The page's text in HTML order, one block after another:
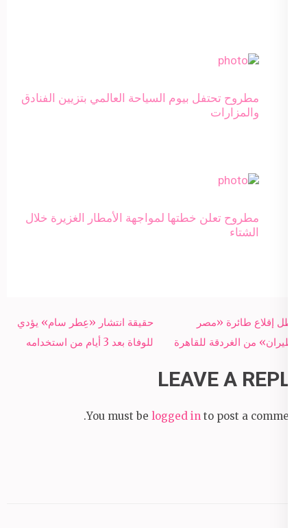
مطروح تحتفل بيوم السياحة العالمي بتزيين الفنادق
والمزارات
مطروح تعلن خطتها لمواجهة الأمطار الغزيرة خلال
الشتاء
Post
navigation
حقيقة انتشار «عِطر سام» يؤدي
للوفاة بعد 3 أيام من استخدامه
تعطل إقلاع طائرة «مصر
للطيران» من الغردقة للقاهرة
LEAVE A REPLY
You must be logged in to post a comment.